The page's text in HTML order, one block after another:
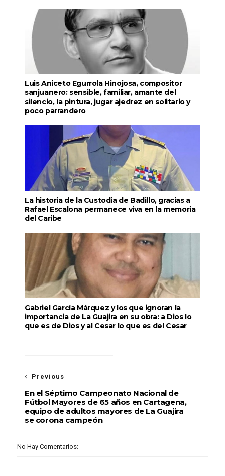
Luis Aniceto Egurrola Hinojosa, compositor
sanjuanero: sensible, familiar, amante del
silencio, la pintura, jugar ajedrez en solitario y
poco parrandero
La historia de la Custodia de Badillo, gracias a
Rafael Escalona permanece viva en la memoria
del Caribe
Gabriel García Márquez y los que ignoran la
importancia de La Guajira en su obra: a Dios lo
que es de Dios y al Cesar lo que es del Cesar
Previous
En el Séptimo Campeonato Nacional de
Fútbol Mayores de 65 años en Cartagena,
equipo de adultos mayores de La Guajira
se corona campeón
No Hay Comentarios: